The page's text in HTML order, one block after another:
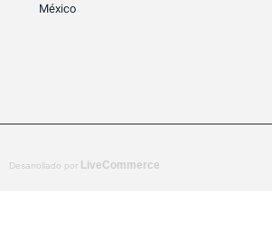
México
Desarrollado por LiveCommerce